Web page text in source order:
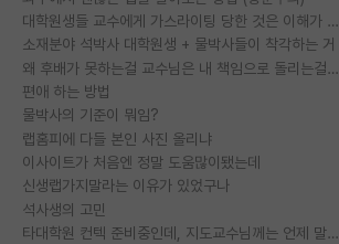
대학원생들 교수에게 가스라이팅 당한 것은 이해가 갑니다. 안타깝네요.
소재분야 석박사 대학원생 + 물박사들이 착각하는 거
왜 후배가 못하는걸 교수님은 내 책임으로 돌리는걸까요?
편애 하는 방법
물박사의 기준이 뭐임?
랩홈피에 다들 본인 사진 올리냐
이사이트가 처음엔 정말 도움많이됐는데
신생랩가지말라는 이유가 있었구나
석사생의 고민
타대학원 컨텍 준비중인데, 지도교수님께는 언제 말씀드려야 할까요?